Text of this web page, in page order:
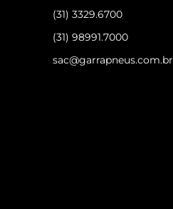
(31) 3329.6700
(31) 98991.7000
sac@garrapneus.com.br